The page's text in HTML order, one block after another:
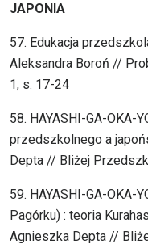
JAPONIA
57. Edukacja
Aleksandra Boroń //
1, s. 17-24
58. HAYASHI-GA-OKA-
przedszkolnego a
Depta // Bliżej
59. HAYASHI-GA-OKA-
Pagórku) : teoria
Agnieszka Depta //